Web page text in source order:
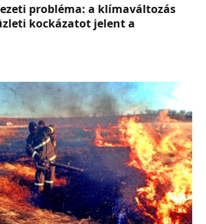
probléma: a klímaváltozás
kockázatot jelent a